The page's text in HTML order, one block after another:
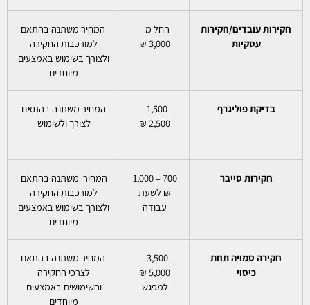
חקירות עובדים/חקירות
עסקיות
החל מ –
3,000 ₪
המחיר משתנה בהתאם
למורכבות החקירה
ולצורך בשימוש באמצעים
מיוחדים
בדיקת פוליגרף
1,500 –
2,500 ₪
המחיר משתנה בהתאם
לצורך ולשימוש
חקירות סייבר
700 – 1,000
₪ לשעת
עבודה
המחיר משתנה בהתאם
למורכבות החקירה
ולצורך בשימוש באמצעים
מיוחדים
חקירה סמויה תחת
כיסוי
3,500 –
5,000 ₪
למפגש
המחיר משתנה בהתאם
לצרכי החקירה
והשימושים באמצעים
מיוחדים